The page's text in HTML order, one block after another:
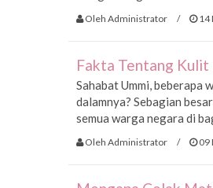
Oleh Administrator / 14
Fakta Tentang
Sahabat Ummi, beberapa
dalamnya? Sebagian
semua warga negara di
Oleh Administrator / 09